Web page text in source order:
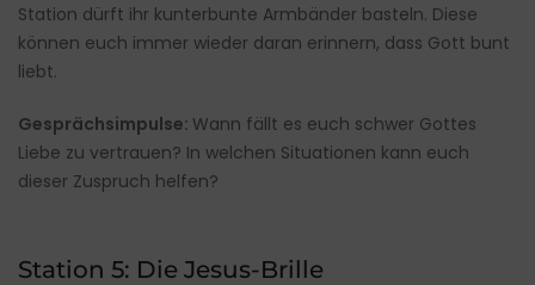
Station dürft ihr kunterbunte Armbänder basteln. Diese
können euch immer wieder daran erinnern, dass Gott bunt
liebt.
Gesprächsimpulse: Wann fällt es euch schwer Gottes
Liebe zu vertrauen? In welchen Situationen kann euch
dieser Zuspruch helfen?
Station 5: Die Jesus-Brille